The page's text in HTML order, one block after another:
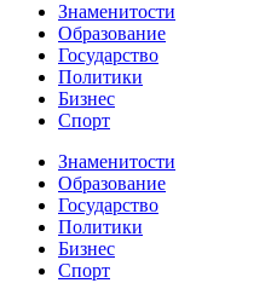
Знаменитости
Образование
Государство
Политики
Бизнес
Спорт
Знаменитости
Образование
Государство
Политики
Бизнес
Спорт